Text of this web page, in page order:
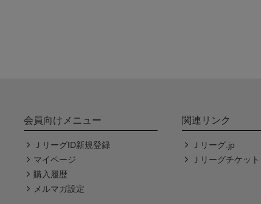
会員向けメニュー
ＪリーグID新規登録
マイページ
購入履歴
メルマガ設定
関連リンク
Ｊリーグ.jp
Ｊリーグチケット